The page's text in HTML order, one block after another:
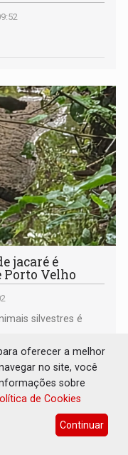
jacaré é
Velho
silvestres é
oferecer a melhor
no site, você
sobre
de Cookies
Continuar